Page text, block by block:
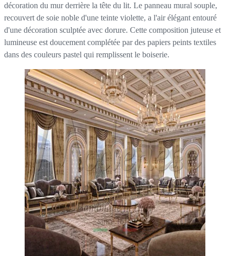
décoration du mur derrière la tête du lit. Le panneau mural souple,
recouvert de soie noble d'une teinte violette, a l'air élégant entouré
d'une décoration sculptée avec dorure. Cette composition juteuse et
lumineuse est doucement complétée par des papiers peints textiles
dans des couleurs pastel qui remplissent le boiserie.